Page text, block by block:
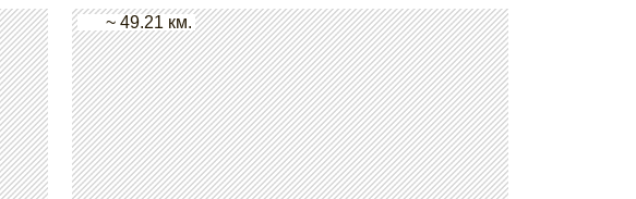
~ 49.21 км.